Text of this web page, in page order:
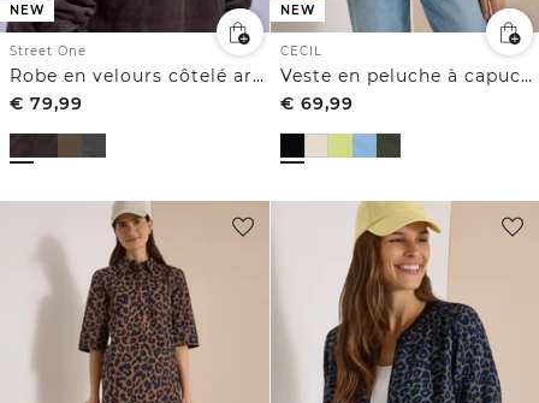
NEW
Street One
Robe en velours côtelé arrivant aux genoux, à fermeture zip
€ 79,99
NEW
CECIL
Veste en peluche à capuche, couleur unie
€ 69,99